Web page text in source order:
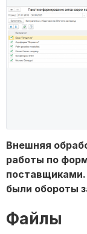
Внешняя
работы по
поставщиками.
были обороты
Файлы